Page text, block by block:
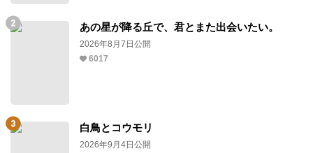
あの星が降る丘で、君とまた出会いたい。
2026年8月7日公開
6017
白鳥とコウモリ
2026年9月4日公開